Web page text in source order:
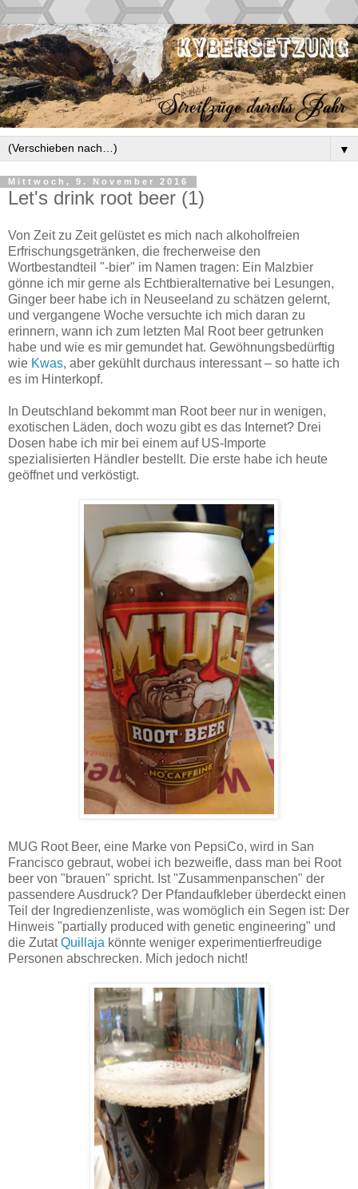
▼
Mittwoch, 9. November 2016
Let's drink root beer (1)
Von Zeit zu Zeit gelüstet es mich nach alkoholfreien
Erfrischungsgetränken, die frecherweise den
Wortbestandteil "-bier" im Namen tragen: Ein Malzbier
gönne ich mir gerne als Echtbieralternative bei Lesungen,
Ginger beer habe ich in Neuseeland zu schätzen gelernt,
und vergangene Woche versuchte ich mich daran zu
erinnern, wann ich zum letzten Mal Root beer getrunken
habe und wie es mir gemundet hat. Gewöhnungsbedürftig
wie Kwas, aber gekühlt durchaus interessant – so hatte ich
es im Hinterkopf.
In Deutschland bekommt man Root beer nur in wenigen,
exotischen Läden, doch wozu gibt es das Internet? Drei
Dosen habe ich mir bei einem auf US-Importe
spezialisierten Händler bestellt. Die erste habe ich heute
geöffnet und verköstigt.
MUG Root Beer, eine Marke von PepsiCo, wird in San
Francisco gebraut, wobei ich bezweifle, dass man bei Root
beer von "brauen" spricht. Ist "Zusammenpanschen" der
passendere Ausdruck? Der Pfandaufkleber überdeckt einen
Teil der Ingredienzenliste, was womöglich ein Segen ist: Der
Hinweis "partially produced with genetic engineering" und
die ZutatQuillaja könnte weniger experimentierfreudige
Personen abschrecken. Mich jedoch nicht!